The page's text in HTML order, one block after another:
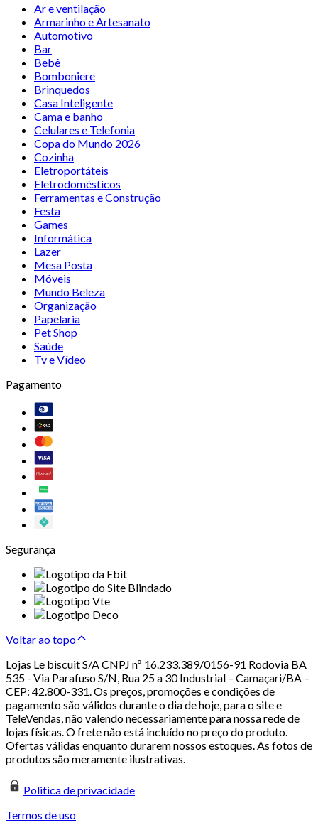
Ar e ventilação
Armarinho e Artesanato
Automotivo
Bar
Bebê
Bomboniere
Brinquedos
Casa Inteligente
Cama e banho
Celulares e Telefonia
Copa do Mundo 2026
Cozinha
Eletroportáteis
Eletrodomésticos
Ferramentas e Construção
Festa
Games
Informática
Lazer
Mesa Posta
Móveis
Mundo Beleza
Organização
Papelaria
Pet Shop
Saúde
Tv e Vídeo
Pagamento
Segurança
Voltar ao topo
Lojas Le biscuit S/A CNPJ nº 16.233.389/0156-91 Rodovia BA
535 - Via Parafuso S/N, Rua 25 a 30 Industrial – Camaçari/BA –
CEP: 42.800-331. Os preços, promoções e condições de
pagamento são válidos durante o dia de hoje, para o site e
TeleVendas, não valendo necessariamente para nossa rede de
lojas físicas. O frete não está incluído no preço do produto.
Ofertas válidas enquanto durarem nossos estoques. As fotos de
produtos são meramente ilustrativas.
Politica de privacidade
Termos de uso